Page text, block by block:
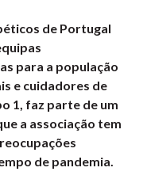
de Portugal
para a população
e cuidadores de
1, faz parte de um
a associação tem
de pandemia.